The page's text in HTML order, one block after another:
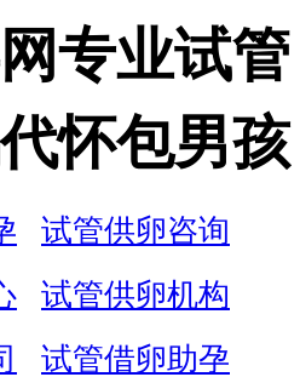
专业试管
怀包男孩
试管供卵咨询
试管供卵机构
试管借卵助孕